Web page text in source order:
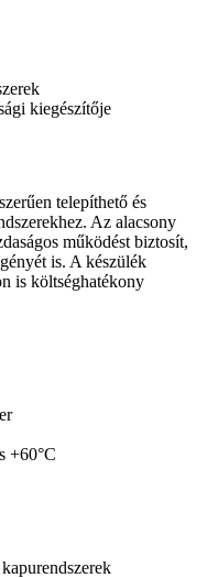
kiegészítője
telepíthető és
Az alacsony
működést biztosít,
is. A készülék
is költséghatékony
+60°C